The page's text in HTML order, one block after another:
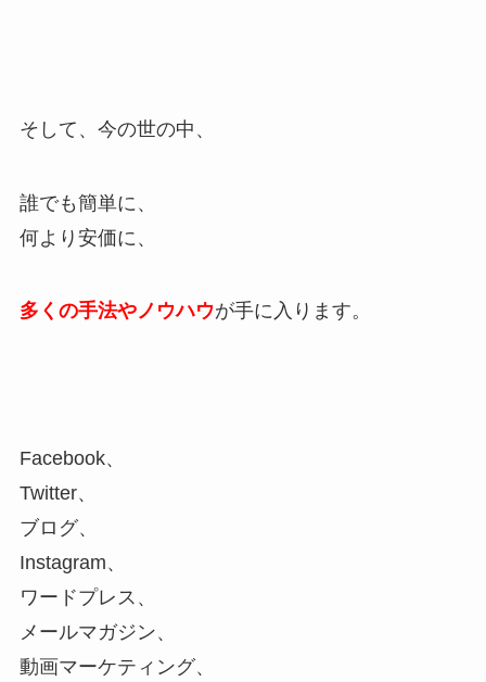
そして、今の世の中、
誰でも簡単に、
何より安価に、
多くの手法やノウハウが手に入ります。
Facebook、
Twitter、
ブログ、
Instagram、
ワードプレス、
メールマガジン、
動画マーケティング、